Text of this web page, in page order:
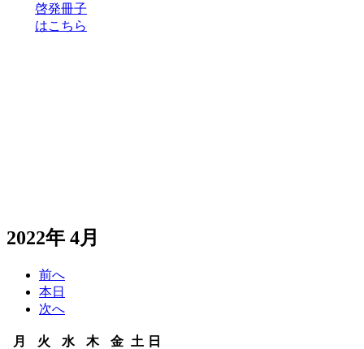
啓発冊子
はこちら
2022年 4月
前へ
本日
次へ
月 火 水 木木金金土 土
日